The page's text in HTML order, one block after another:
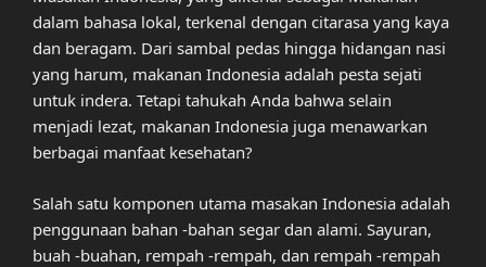
dalam bahasa lokal, terkenal dengan citarasa yang kaya
dan beragam. Dari sambal pedas hingga hidangan nasi
yang harum, makanan Indonesia adalah pesta sejati
untuk indera. Tetapi tahukah Anda bahwa selain
menjadi lezat, makanan Indonesia juga menawarkan
berbagai manfaat kesehatan?
Salah satu komponen utama masakan Indonesia adalah
penggunaan bahan -bahan segar dan alami. Sayuran,
buah -buahan, rempah -rempah, dan rempah -rempah